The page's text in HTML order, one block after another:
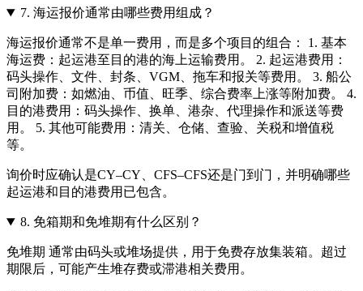
7. 海运报价通常由哪些费用组成？
海运报价通常不是单一费用，而是多个项目的组合： 1. 基本
海运费：起运港至目的港的海上运输费用。 2. 起运港费用：
码头操作、文件、封条、VGM、拖车和报关等费用。 3. 船公
司附加费：如燃油、币值、旺季、综合费率上涨等附加费。 4.
目的港费用：码头操作、换单、港杂、代理操作和派送等费
用。 5. 其他可能费用：清关、仓储、查验、关税和增值税
等。
询价时应确认是CY–CY、CFS–CFS还是门到门，并明确哪些
起运港和目的港费用已包含。
8. 免箱期和免堆期有什么区别？
免堆期 通常由码头或堆场提供，用于免费存放集装箱。超过
期限后，可能产生堆存费或滞港相关费用。